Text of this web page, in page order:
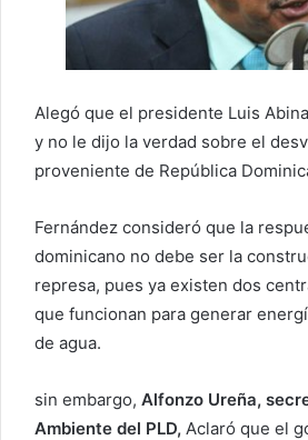
Alegó que el presidente Luis
y no le dijo la verdad sobre el
proveniente de República
Fernández consideró que la
dominicano no debe ser la
represa, pues ya existen dos
que funcionan para generar
de agua.
sin embargo, Alfonzo Ureña,
Ambiente del PLD, Aclaró que el